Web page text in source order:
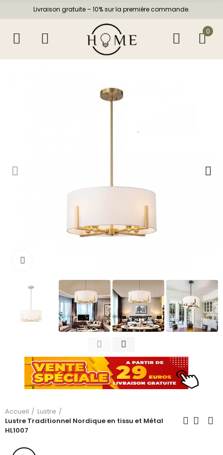
Livraison gratuite – 10% sur la première commande.
0
Accueil
Lustre
Lustre Traditionnel Nordique en tissu et Métal
HL1007